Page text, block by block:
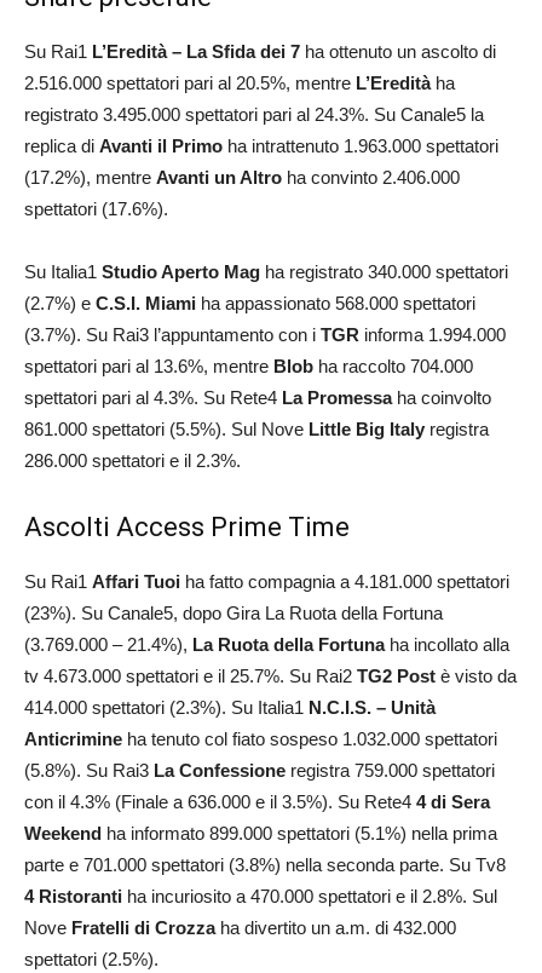
Su Rai1 L’Eredità – La Sfida dei 7 ha ottenuto un ascolto di
2.516.000 spettatori pari al 20.5%, mentre L’Ereditàha
registrato 3.495.000 spettatori pari al 24.3%. Su Canale5 la
replica di Avanti il Primo ha intrattenuto 1.963.000 spettatori
(17.2%), mentre Avanti un Altro ha convinto 2.406.000
spettatori (17.6%).
Su Italia1 Studio Aperto Mag ha registrato 340.000 spettatori
(2.7%) e C.S.I. Miami ha appassionato 568.000 spettatori
(3.7%). Su Rai3 l’appuntamento con i TGR informa 1.994.000
spettatori pari al 13.6%, mentre Blob ha raccolto 704.000
spettatori pari al 4.3%. Su Rete4 La Promessaha coinvolto
861.000 spettatori (5.5%). Sul Nove Little Big Italy registra
286.000 spettatori e il 2.3%.
Ascolti Access Prime Time
Su Rai1 Affari Tuoi ha fatto compagnia a 4.181.000 spettatori
(23%). Su Canale5, dopo Gira La Ruota della Fortuna
(3.769.000 – 21.4%), La Ruota della Fortunaha incollato alla
tv 4.673.000 spettatori e il 25.7%. Su Rai2 TG2 Post è visto da
414.000 spettatori (2.3%). Su Italia1 N.C.I.S. – Unità
Anticrimine ha tenuto col fiato sospeso 1.032.000 spettatori
(5.8%). Su Rai3 La Confessione registra 759.000 spettatori
con il 4.3% (Finale a 636.000 e il 3.5%). Su Rete4 4 di Sera
Weekend ha informato 899.000 spettatori (5.1%) nella prima
parte e 701.000 spettatori (3.8%) nella seconda parte. Su Tv8
4 Ristoranti ha incuriosito a 470.000 spettatori e il 2.8%. Sul
Nove Fratelli di Crozzaha divertito un a.m. di 432.000
spettatori (2.5%).